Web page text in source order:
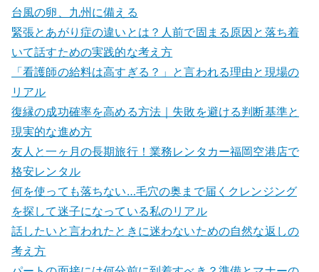
台風の卵、九州に備える
緊張とあがり症の違いとは？人前で固まる原因と落ち着
いて話すための実践的な考え方
「看護師の給料は高すぎる？」と言われる理由と現場の
リアル
復縁の成功確率を高める方法｜失敗を避ける判断基準と
現実的な進め方
友人と一ヶ月の長期旅行！業務レンタカー福岡空港店で
格安レンタル
何を使っても落ちない…毛穴の奥まで届くクレンジング
を探して迷子になっている私のリアル
話したいと言われたときに迷わないための自然な返しの
考え方